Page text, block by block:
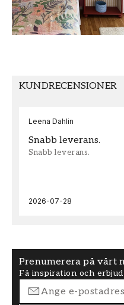
TAPETTYP
Non-Woven
KUNDRECENSIONER
Leena Dahlin
Snabb leverans.
Snabb leverans.
2026-07-28
Prenumerera på vårt
Få inspiration och